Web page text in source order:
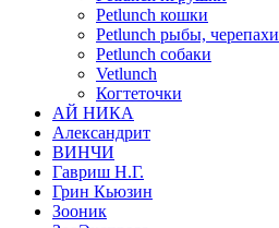
Petlunch кошки
Petlunch рыбы, черепахи
Petlunch собаки
Vetlunch
Когтеточки
АЙ НИКА
Александрит
ВИНЧИ
Гавриш Н.Г.
Грин Кьюзин
Зооник